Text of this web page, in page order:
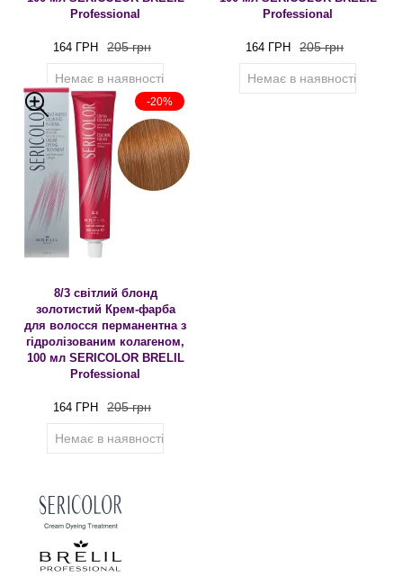
Professional
164 ГРН 205 грн
Немає в наявності
Professional
164 ГРН 205 грн
Немає в наявності
-20%
8/3 світлий блонд
золотистий Крем-фарба
для волосся перманентна з
гідролізованим колагеном,
100 мл SERICOLOR BRELIL
Professional
164 ГРН 205 грн
Немає в наявності